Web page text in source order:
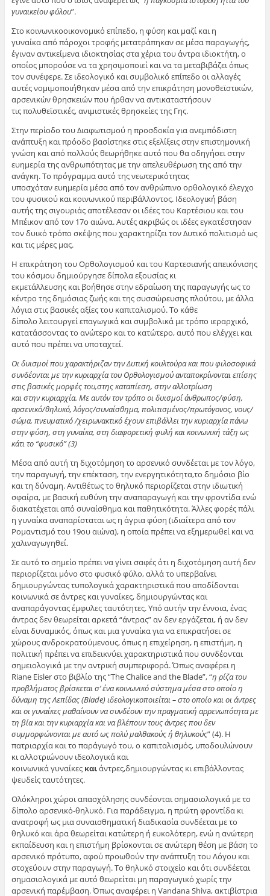
γυναικείου φύλου”.
Στο κοινωνικοοικονομικό επίπεδο, η φύση και μαζί και η
γυναίκα από πάροχοι τροφής μετατράπηκαν σε μέσα παραγωγής,
έγιναν αντικείμενα ιδιοκτησίας στα χέρια του άντρα ιδιοκτήτη, ο
οποίος μπορούσε να τα χρησιμοποιεί και να τα μεταβιβάζει όπως
τον συνέφερε. Σε ιδεολογικό και συμβολικό επίπεδο οι αλλαγές
αυτές νομιμοποιήθηκαν μέσα από την επικράτηση μονοθεϊστικών,
αρσενικών θρησκειών που ήρθαν να αντικαταστήσουν
τις πολυθεϊστικές, ανιμιστικές θρησκείες της Γης.
Στην περίοδο του Διαφωτισμού η προσδοκία για ανεμπόδιστη
ανάπτυξη και πρόοδο βασίστηκε στις εξελίξεις στην επιστημονική
γνώση και από πολλούς θεωρήθηκε αυτό που θα οδηγήσει στην
ευημερία της ανθρωπότητας με την απελευθέρωση της από την
ανάγκη. Το πρόγραμμα αυτό της νεωτερικότητας
υποσχόταν ευημερία μέσα από τον ανθρώπινο ορθολογικό έλεγχο
του φυσικού και κοινωνικού περιβάλλοντος. Ιδεολογική βάση
αυτής της σιγουριάς αποτέλεσαν οι ιδέες του Καρτέσιου και του
Μπέικον από τον 17ο αιώνα. Αυτές ακριβώς οι ιδέες εγκατέστησαν
τον δυικό τρόπο σκέψης που χαρακτηρίζει τον Δυτικό πολιτισμό ως
και τις μέρες μας.
Η επικράτηση του Ορθολογισμού και του Καρτεσιανής απεικόνισης
του κόσμου δημιούργησε δίπολα εξουσίας κι
εκμετάλλευσης και βοήθησε στην εδραίωση της παραγωγής ως το
κέντρο της δημόσιας ζωής και της συσσώρευσης πλούτου, με άλλα
λόγια στις βασικές αξίες του καπιταλισμού. Το κάθε
δίπολο λειτουργεί επαγωγικά και συμβολικά με τρόπο ιεραρχικό,
κατατάσσοντας το ανώτερο και το κατώτερο, αυτό που ελέγχει και
αυτό που πρέπει να υποταχτεί.
Οι δυισμοί που χαρακτήριζαν την Δυτική κουλτούρα και που φιλοσοφικά
συνδέονται με την κυριαρχία του Ορθολογισμού ανταποκρίνονται επίσης
στις βασικές μορφές του,στης καταπίεση, στην αλλοτρίωση
και στην κυριαρχία. Με αυτόν τον τρόπο οι δυισμοί άνθρωπος/φύση,
αρσενικό/θηλυκό, λόγος/συναίσθημα, πολιτισμένος/πρωτόγονος, νους/
σώμα, πνευματικό /χειρωνακτικό έχουν επιβάλλει την κυριαρχία πάνω
στην φύση, στη γυναίκα, στη διαφορετική φυλή και κοινωνική τάξη ως
κάτι το “φυσικό” (3)
Μέσα από αυτή τη διχοτόμηση το αρσενικό συνδέεται με τον λόγο,
την παραγωγή, την επέκταση, την ενεργητικότητα,το δημόσιο βίο
και τη δύναμη. Αντιθέτως το θηλυκό περιορίζεται στην ιδιωτική
σφαίρα, με βασική ευθύνη την αναπαραγωγή και την φροντίδα ενώ
διακατέχεται από συναίσθημα και παθητικότητα. Άλλες φορές πάλι
η γυναίκα αναπαρίσταται ως η άγρια φύση (ιδιαίτερα από τον
Ρομαντισμό του 19ου αιώνα), η οποία πρέπει να εξημερωθεί και να
χαλιναγωγηθεί.
Σε αυτό το σημείο πρέπει να γίνει σαφές ότι η διχοτόμηση αυτή δεν
περιορίζεται μόνο στο φυσικό φύλο, αλλά το υπερβαίνει
δημιουργώντας τυπολογικά χαρακτηριστικά που αποδίδονται
κοινωνικά σε άντρες και γυναίκες, δημιουργώντας και
αναπαράγοντας έμφυλες ταυτότητες. Υπό αυτήν την έννοια, ένας
άντρας δεν θεωρείται αρκετά “άντρας” αν δεν εργάζεται, ή αν δεν
είναι δυναμικός, όπως και μια γυναίκα για να επικρατήσει σε
χώρους ανδροκρατούμενους, όπως η επιχείρηση, η επιστήμη, η
πολιτική πρέπει να επιδεικνύει χαρακτηριστικά που συνδέονται
σημειολογικά με την αντρική συμπεριφορά. Όπως αναφέρει η
Riane Eisler στο βιβλίο της “The Chalice and the Blade”, “η ρίζα του
προβλήματος βρίσκεται σ’ ένα κοινωνικό σύστημα μέσα στο οποίο η
δύναμη της Λεπίδας (Blade) ιδεολογικοποιείται – στο οποίο και οι άντρες
και οι γυναίκες μαθαίνουν να συνδέουν την πραγματική αρρενωπότητα με
τη βία και την κυριαρχία και να βλέπουν τους άντρες που δεν
συμμορφώνονται με αυτό ως πολύ μαλθακούς ή θηλυκούς” (4). Η
πατριαρχία και το παράγωγό του, ο καπιταλισμός, υποδουλώνουν
κι αλλοτριώνουν ιδεολογικά και
κοινωνικά γυναίκες καιάντρες,δημιουργώντας κι επιβάλλοντας
ψευδείς ταυτότητες.
Ολόκληροι χώροι απασχόλησης συνδέονται σημασιολογικά με το
δίπολο αρσενικό-θηλυκό. Για παράδειγμα, η πρώτη φροντίδα κι
ανατροφή ως μια συναισθηματική διαδικασία συνδέεται με το
θηλυκό και άρα θεωρείται κατώτερη ή ευκολότερη, ενώ η ανώτερη
εκπαίδευση και η επιστήμη βρίσκονται σε ανώτερη θέση με βάση το
αρσενικό πρότυπο, αφού προωθούν την ανάπτυξη του Λόγου και
στοχεύουν στην παραγωγή. Το θηλυκό στοιχείο και ότι συνδέεται
σημασιολογικά με αυτό θεωρείται μη παραγωγικό χωρίς την
αρσενική παρέμβαση. Όπως αναφέρει η Vandana Shiva, ακτιβίστρια